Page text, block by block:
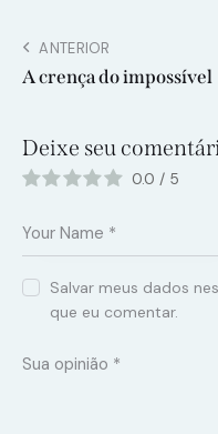
ANTERIOR
A crença do impossível
Deixe seu
0.0 / 5
Salvar meus dados
que eu comentar.